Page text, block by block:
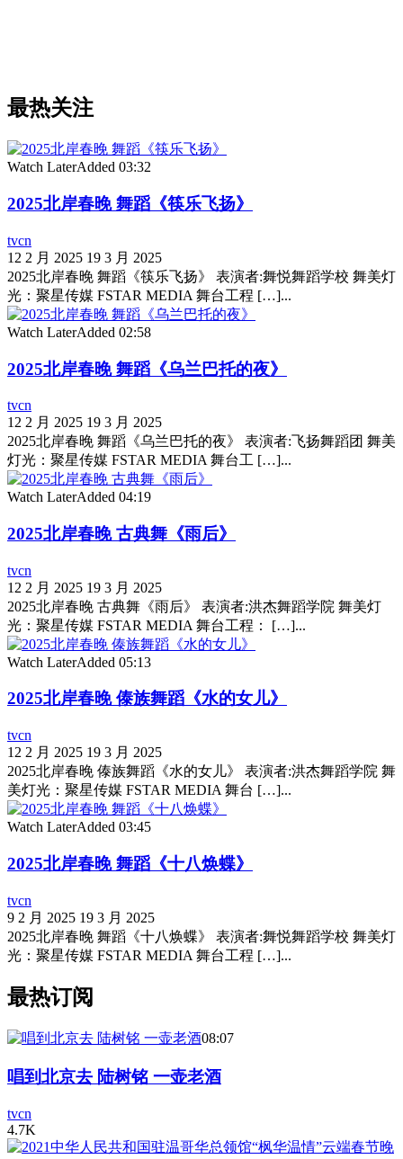
最热关注
Watch LaterAdded 03:32
2025北岸春晚 舞蹈《筷乐飞扬》
tvcn
12 2 月 2025 19 3 月 2025
2025北岸春晚 舞蹈《筷乐飞扬》 表演者:舞悦舞蹈学校 舞美灯
光：聚星传媒 FSTAR MEDIA 舞台工程 […]...
Watch LaterAdded 02:58
2025北岸春晚 舞蹈《乌兰巴托的夜》
tvcn
12 2 月 2025 19 3 月 2025
2025北岸春晚 舞蹈《乌兰巴托的夜》 表演者:飞扬舞蹈团 舞美
灯光：聚星传媒 FSTAR MEDIA 舞台工 […]...
Watch LaterAdded 04:19
2025北岸春晚 古典舞《雨后》
tvcn
12 2 月 2025 19 3 月 2025
2025北岸春晚 古典舞《雨后》 表演者:洪杰舞蹈学院 舞美灯
光：聚星传媒 FSTAR MEDIA 舞台工程： […]...
Watch LaterAdded 05:13
2025北岸春晚 傣族舞蹈《水的女儿》
tvcn
12 2 月 2025 19 3 月 2025
2025北岸春晚 傣族舞蹈《水的女儿》 表演者:洪杰舞蹈学院 舞
美灯光：聚星传媒 FSTAR MEDIA 舞台 […]...
Watch LaterAdded 03:45
2025北岸春晚 舞蹈《十八焕蝶》
tvcn
9 2 月 2025 19 3 月 2025
2025北岸春晚 舞蹈《十八焕蝶》 表演者:舞悦舞蹈学校 舞美灯
光：聚星传媒 FSTAR MEDIA 舞台工程 […]...
最热订阅
08:07
唱到北京去 陆树铭 一壶老酒
tvcn
4.7K